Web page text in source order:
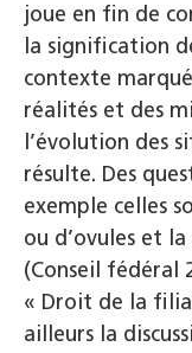
joue en fin de
la signification
contexte
réalités et des
l’évolution des
résulte. Des
exemple celles
ou d’ovules et
(Conseil fédéral
« Droit de la
ailleurs la